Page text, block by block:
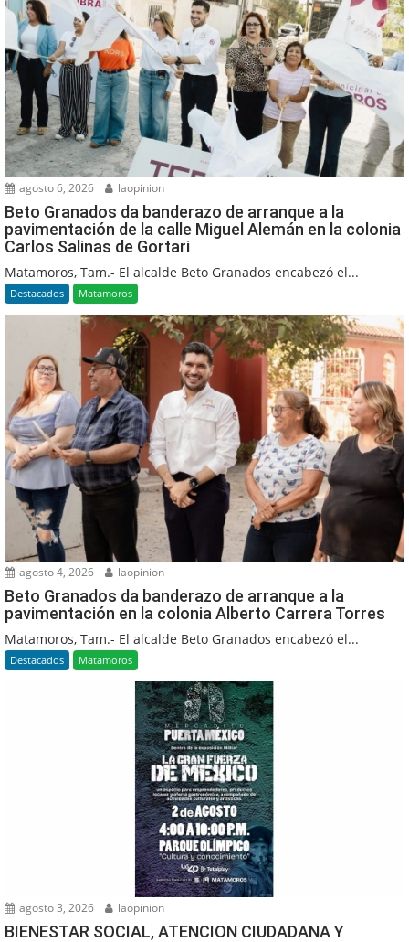
agosto 6, 2026 laopinion
Beto Granados da banderazo de arranque a la
pavimentación de la calle Miguel Alemán en la colonia
Carlos Salinas de Gortari
Matamoros, Tam.- El alcalde Beto Granados encabezó el...
Destacados Matamoros
agosto 4, 2026 laopinion
Beto Granados da banderazo de arranque a la
pavimentación en la colonia Alberto Carrera Torres
Matamoros, Tam.- El alcalde Beto Granados encabezó el...
Destacados Matamoros
agosto 3, 2026 laopinion
BIENESTAR SOCIAL, ATENCION CIUDADANA Y